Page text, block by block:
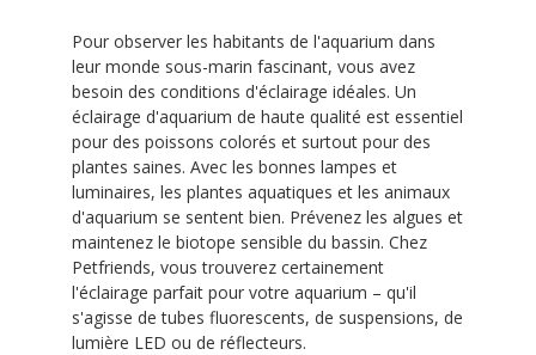
Pour observer les habitants de l'aquarium dans
leur monde sous-marin fascinant, vous avez
besoin des conditions d'éclairage idéales. Un
éclairage d'aquarium de haute qualité est essentiel
pour des poissons colorés et surtout pour des
plantes saines. Avec les bonnes lampes et
luminaires, les plantes aquatiques et les animaux
d'aquarium se sentent bien. Prévenez les algues et
maintenez le biotope sensible du bassin. Chez
Petfriends, vous trouverez certainement
l'éclairage parfait pour votre aquarium – qu'il
s'agisse de tubes fluorescents, de suspensions, de
lumière LED ou de réflecteurs.